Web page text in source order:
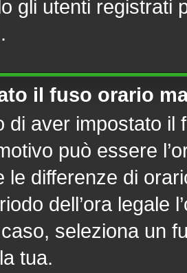
gli utenti registrati
il fuso orario
di aver impostato il
può essere
le differenze di
dell’ora legale
seleziona un
tua.